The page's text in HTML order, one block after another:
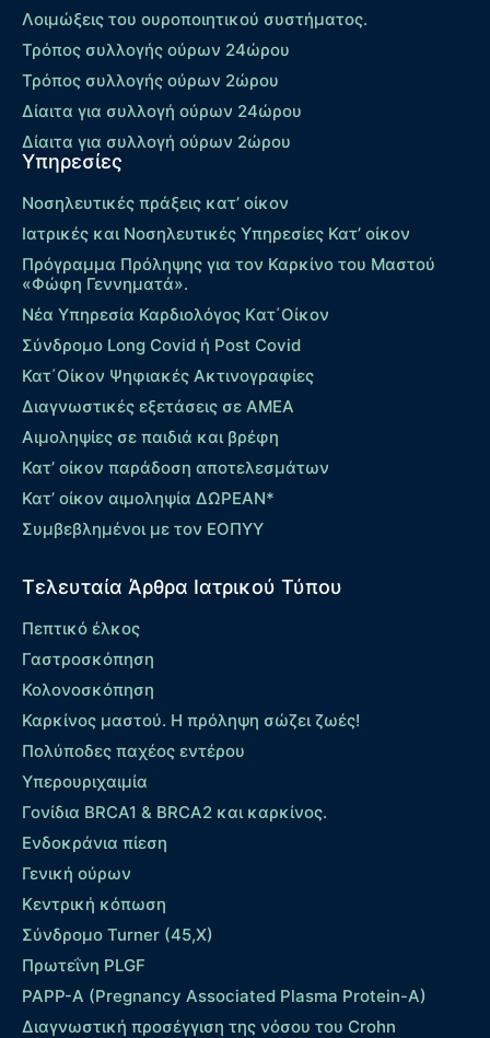
Λοιμώξεις του ουροποιητικού συστήματος.
Τρόπος συλλογής ούρων 24ώρου
Τρόπος συλλογής ούρων 2ώρου
Δίαιτα για συλλογή ούρων 24ώρου
Δίαιτα για συλλογή ούρων 2ώρου
Υπηρεσίες
Νοσηλευτικές πράξεις κατ’ οίκον
Ιατρικές και Νοσηλευτικές Υπηρεσίες Κατ’ οίκον
Πρόγραμμα Πρόληψης για τον Καρκίνο του Μαστού
«Φώφη Γεννηματά».
Νέα Υπηρεσία Καρδιολόγος Kατ΄Οίκον
Σύνδρομο Long Covid ή Post Covid
Κατ΄Οίκον Ψηφιακές Ακτινογραφίες
Διαγνωστικές εξετάσεις σε ΑΜΕΑ
Αιμοληψίες σε παιδιά και βρέφη
Κατ’ οίκον παράδοση αποτελεσμάτων
Κατ’ οίκον αιμοληψία ΔΩΡΕΑΝ*
Συμβεβλημένοι με τον ΕΟΠΥΥ
Τελευταία Άρθρα Ιατρικού Τύπου
Πεπτικό έλκος
Γαστροσκόπηση
Κολονοσκόπηση
Καρκίνος μαστού. Η πρόληψη σώζει ζωές!
Πολύποδες παχέος εντέρου
Yπερουριχαιμία
Γονίδια BRCA1 & BRCA2 και καρκίνος.
Ενδοκράνια πίεση
Γενική ούρων
Κεντρική κόπωση
Σύνδρομο Turner (45,X)
Πρωτεΐνη PLGF
PAPP-A (Pregnancy Associated Plasma Protein-A)
Διαγνωστική προσέγγιση της νόσου του Crohn